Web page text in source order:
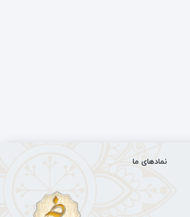
نمادهای ما